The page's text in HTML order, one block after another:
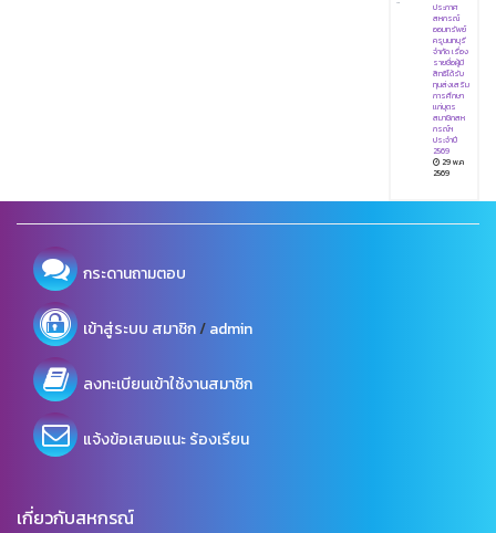
ประกาศ
สหกรณ์
ออมทรัพย์
ครูนนทบุรี
จำกัด เรื่อง
รายชื่อผู้มี
สิทธิได้รับ
ทุนส่งเสริม
การศึกษา
แก่บุตร
สมาชิกสห
กรณ์ฯ
ประจำปี
2569
29 พ.ค
2569
กระดานถามตอบ
เข้าสู่ระบบ สมาชิก/admin
ลงทะเบียนเข้าใช้งานสมาชิก
แจ้งข้อเสนอแนะ ร้องเรียน
เกี่ยวกับสหกรณ์